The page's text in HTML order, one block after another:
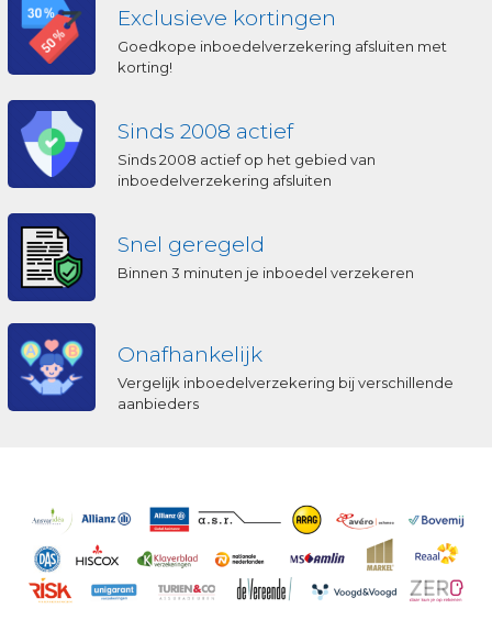
Exclusieve kortingen
Goedkope inboedelverzekering afsluiten met
korting!
Sinds 2008 actief
Sinds 2008 actief op het gebied van
inboedelverzekering afsluiten
Snel geregeld
Binnen 3 minuten je inboedel verzekeren
Onafhankelijk
Vergelijk inboedelverzekering bij verschillende
aanbieders